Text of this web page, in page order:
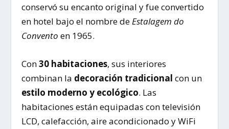
conservó su encanto original y fue convertido
en hotel bajo el nombre deEstalagem do
Convento en 1965.
Con30 habitaciones, sus interiores
combinan la decoración tradicional con un
estilo moderno y ecológico. Las
habitaciones están equipadas con televisión
LCD, calefacción, aire acondicionado y WiFi